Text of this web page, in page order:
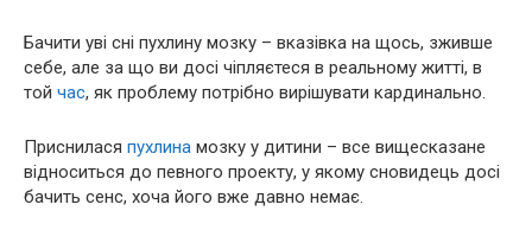
Бачити уві сні пухлину мозку – вказівка на щось, зживше
себе, але за що ви досі чіпляєтеся в реальному житті, в
той час, як проблему потрібно вирішувати кардинально.
Приснилася пухлина мозку у дитини – все вищесказане
відноситься до певного проекту, у якому сновидець досі
бачить сенс, хоча його вже давно немає.